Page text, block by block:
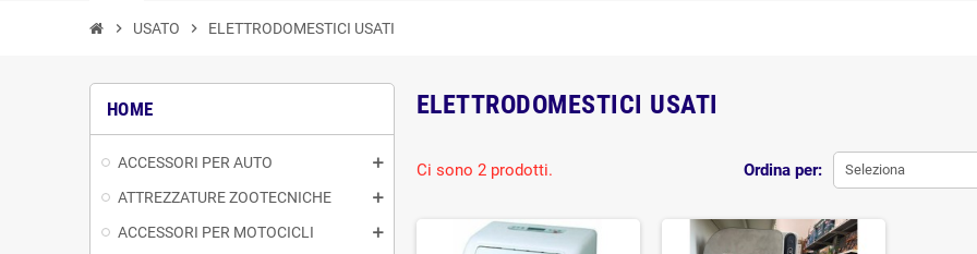
chevron_right USATO chevron_right ELETTRODOMESTICI USATI
HOME
ACCESSORI PER AUTO
ATTREZZATURE ZOOTECNICHE
ACCESSORI PER MOTOCICLI
ELETTRODOMESTICI USATI
Ordina per: Seleziona
Ci sono 2 prodotti.